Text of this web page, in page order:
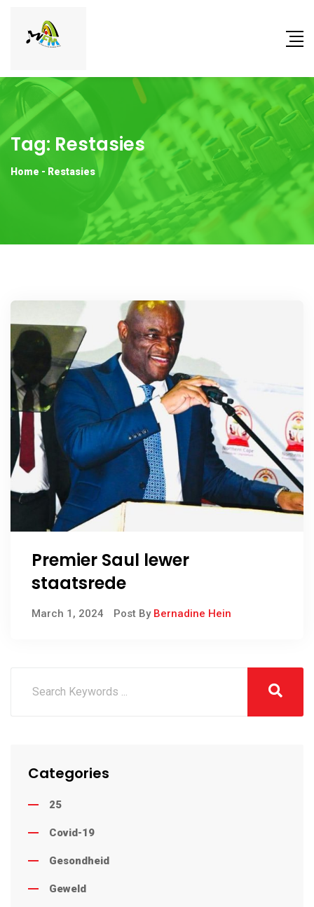
Tag: Restasies
Home - Restasies
Premier Saul lewer
staatsrede
March 1, 2024 Post By Bernadine Hein
Categories
25
Covid-19
Gesondheid
Geweld